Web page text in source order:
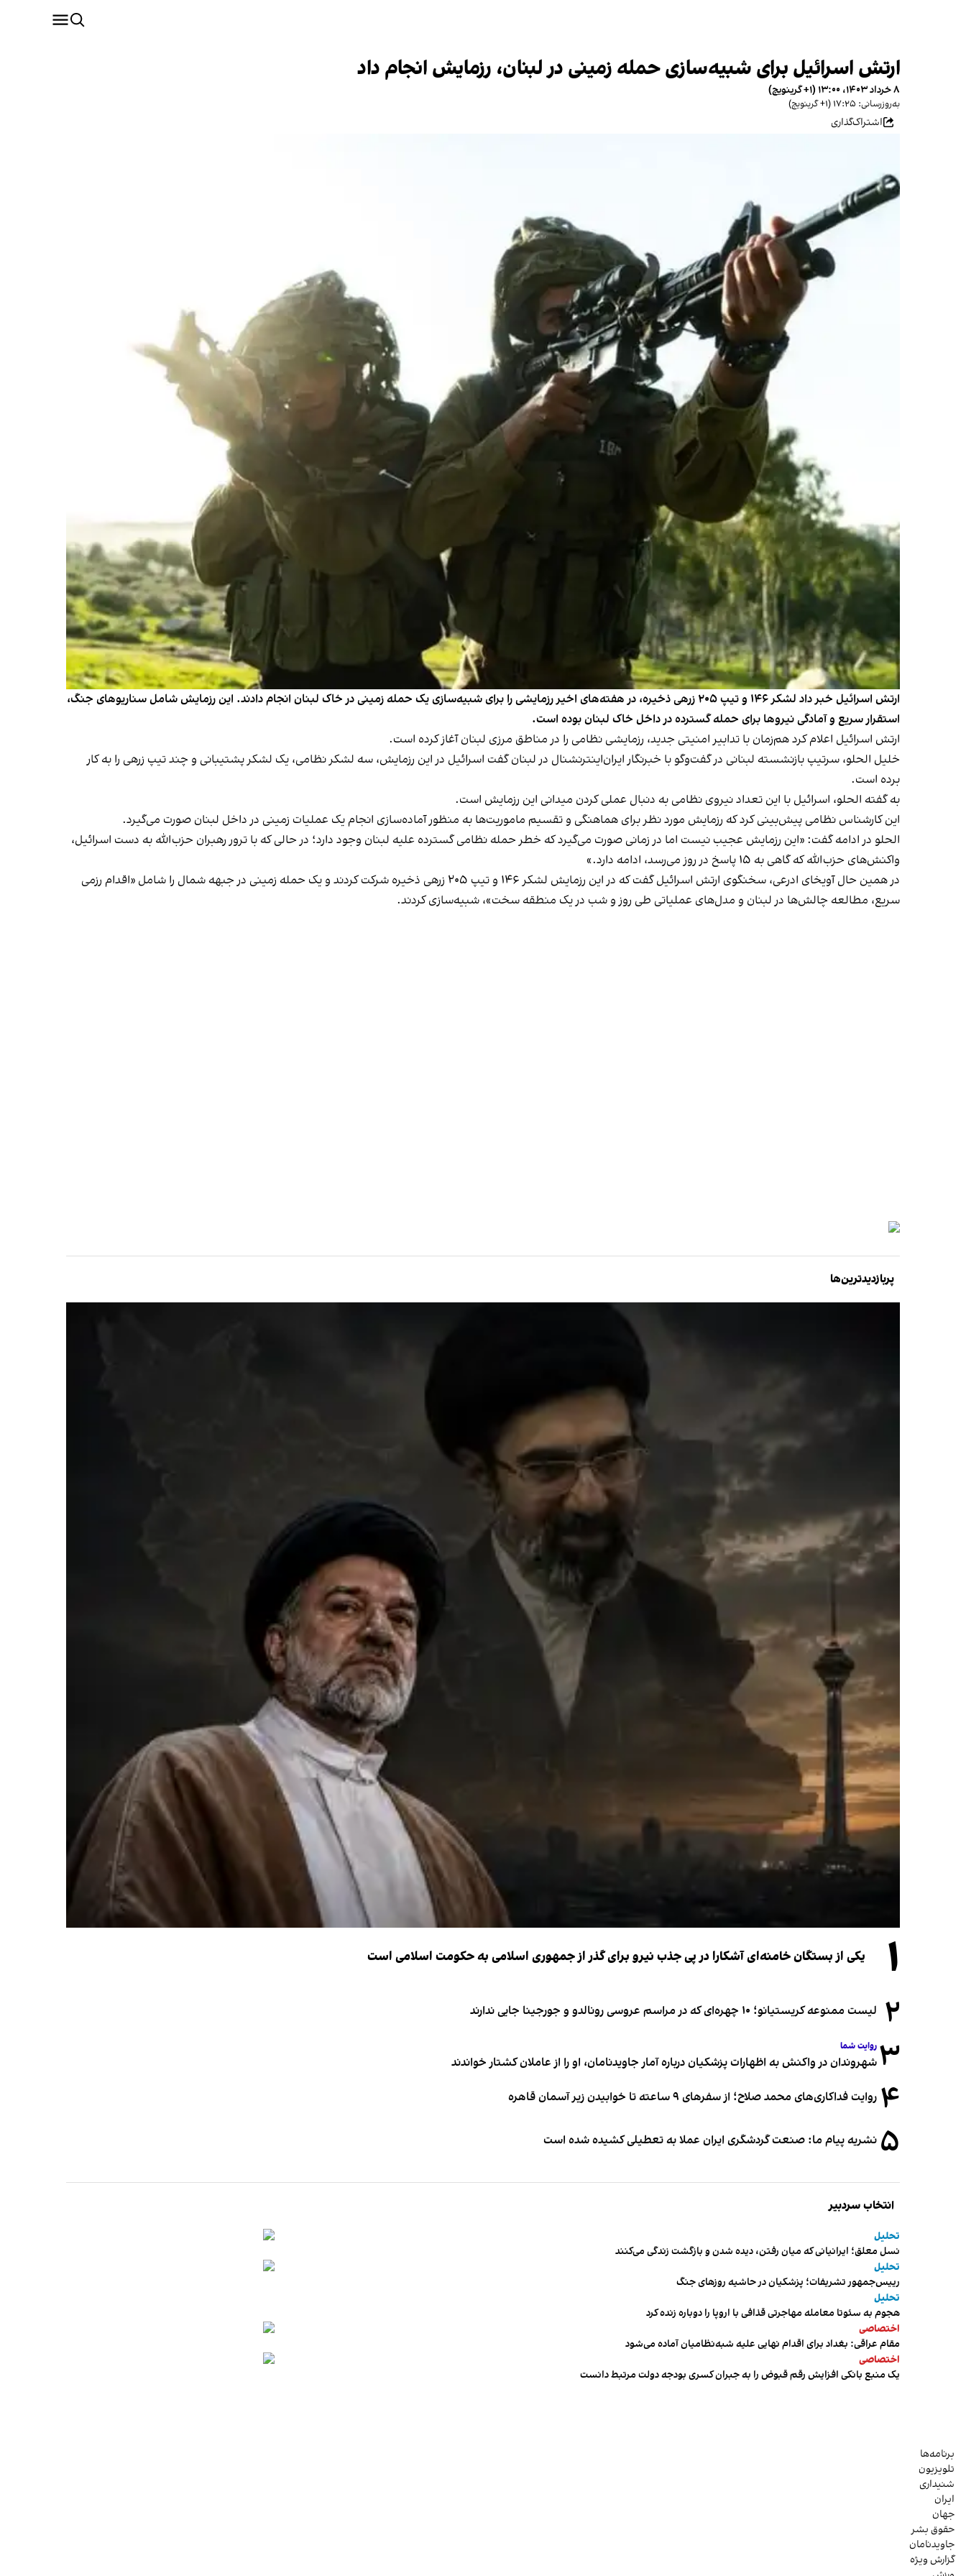
ارتش اسرائیل برای شبیه‌سازی حمله زمینی در لبنان، رزمایش انجام داد
۸ خرداد ۱۴۰۳، ۱۳:۰۰ (‎+۱ گرینویچ)
به‌روزرسانی: ۱۷:۲۵ (‎+۱ گرینویچ)
اشتراک‌گذاری
ارتش اسرائیل خبر داد لشکر ۱۴۶ و تیپ ۲۰۵ زرهی ذخیره، در هفته‌های اخیر رزمایشی را برای شبیه‌سازی یک حمله زمینی در خاک لبنان انجام دادند. این رزمایش شامل سناریوهای جنگ،
استقرار سریع و آمادگی نیروها برای حمله گسترده در داخل خاک لبنان بوده است.
ارتش اسرائیل اعلام کرد هم‌زمان با تدابیر امنیتی جدید، رزمایشی نظامی را در مناطق مرزی لبنان آغاز کرده است.
خلیل الحلو، سرتیپ بازنشسته لبنانی در گفت‌وگو با خبرنگار ایران‌اینترنشنال در لبنان گفت اسرائیل در این رزمایش، سه لشکر نظامی، یک لشکر پشتیبانی و چند تیپ زرهی را به کار
برده است.
به گفته الحلو، اسرائیل با این تعداد نیروی نظامی به دنبال عملی کردن میدانی این رزمایش است.
این کارشناس نظامی پیش‌بینی کرد که رزمایش مورد نظر برای هماهنگی و تقسیم ماموریت‌ها به منظور آماده‌سازی انجام یک عملیات زمینی در داخل لبنان صورت می‌گیرد.
الحلو در ادامه گفت: «این رزمایش عجیب نیست اما در زمانی صورت می‌گیرد که خطر حمله نظامی گسترده علیه لبنان وجود دارد؛ در حالی که با ترور رهبران حزب‌الله به دست اسرائیل،
واکنش‌های حزب‌الله که گاهی به ۱۵ پاسخ در روز می‌رسد، ادامه دارد.»
در همین حال آویخای ادرعی، سخنگوی ارتش اسرائیل گفت که در این رزمایش لشکر ۱۴۶ و تیپ ۲۰۵ زرهی ذخیره شرکت کردند و یک حمله زمینی در جبهه شمال را شامل «اقدام رزمی
سریع، مطالعه چالش‌ها در لبنان و مدل‌های عملیاتی طی روز و شب در یک منطقه سخت»، شبیه‌سازی کردند.
پربازدیدترین‌ها
۱ یکی از بستگان خامنه‌ای آشکارا در پی جذب نیرو برای گذر از جمهوری اسلامی به حکومت اسلامی است
۲ لیست ممنوعه کریستیانو؛ ۱۰ چهره‌ای که در مراسم عروسی رونالدو و جورجینا جایی ندارند
۳ روایت شما
شهروندان در واکنش به اظهارات پزشکیان درباره آمار جاویدنامان، او را از عاملان کشتار خواندند
۴ روایت فداکاری‌های محمد صلاح؛ از سفرهای ۹ ساعته تا خوابیدن زیر آسمان قاهره
۵ نشریه پیام ما: صنعت گردشگری ایران عملا به تعطیلی کشیده شده است
انتخاب سردبیر
تحلیل
نسل معلق؛ ایرانیانی که میان رفتن، دیده شدن و بازگشت زندگی می‌کنند
تحلیل
رییس‌جمهور تشریفات؛ پزشکیان در حاشیه روزهای جنگ
تحلیل
هجوم به سئوتا معامله مهاجرتی قذافی با اروپا را دوباره زنده کرد
اختصاصی
مقام عراقی: بغداد برای اقدام نهایی علیه شبه‌نظامیان آماده می‌شود
اختصاصی
یک منبع بانکی افزایش رقم قبوض را به جبران کسری بودجه دولت مرتبط دانست
برنامه‌ها
تلویزیون
شنیداری
ایران
جهان
حقوق بشر
جاویدنامان
گزارش ویژه